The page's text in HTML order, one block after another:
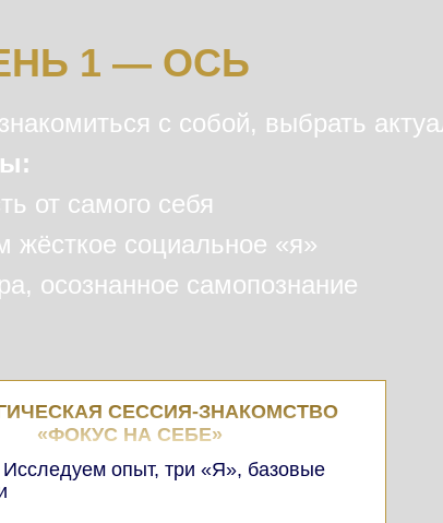
опыт, три «Я», базовые
СЕССИЯ-ЗНАКОМСТВО
«ФОКУС НА СЕБЕ»
1 — ОСЬ
с собой, выбрать
от самого себя
жёсткое социальное «я»
осознанное самопознание